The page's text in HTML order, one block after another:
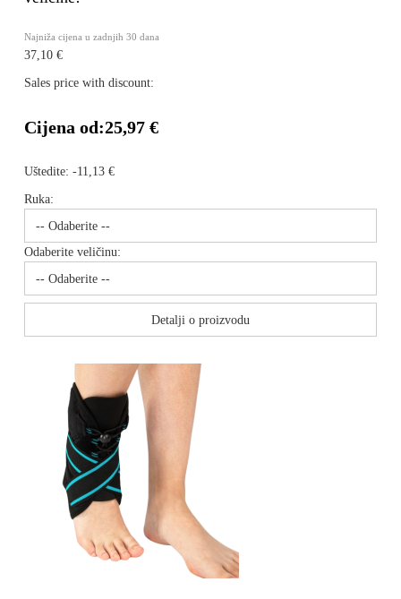
Najniža cijena u zadnjih 30 dana
37,10 €
Sales price with discount:
Cijena od:25,97 €
Uštedite: -11,13 €
Ruka:
Odaberite veličinu:
Detalji o proizvodu